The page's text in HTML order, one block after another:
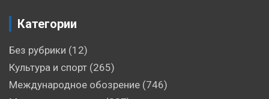
Категории
Без рубрики (12)
Культура и спорт (265)
Международное обозрение (746)